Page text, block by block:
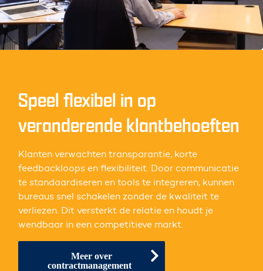
Speel flexibel in op
veranderende klantbehoeften
Klanten verwachten transparantie, korte
feedbackloops en flexibiliteit. Door communicatie
te standaardiseren en tools te integreren, kunnen
bureaus snel schakelen zonder de kwaliteit te
verliezen. Dit versterkt de relatie en houdt je
wendbaar in een competitieve markt.
Meer over
contractmanagement